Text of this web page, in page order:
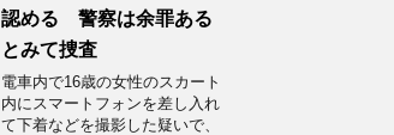
認める 警察は余罪ある
とみて捜査
電車内で16歳の女性のスカート
内にスマートフォンを差し入れ
て下着などを撮影した疑いで、